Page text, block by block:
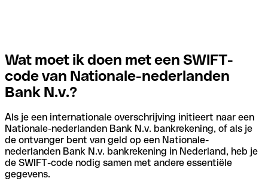
Wat moet ik doen met een SWIFT-
code van Nationale-nederlanden
Bank N.v.?
Als je een internationale overschrijving initieert naar een
Nationale-nederlanden Bank N.v. bankrekening, of als je
de ontvanger bent van geld op een Nationale-
nederlanden Bank N.v. bankrekening in Nederland, heb je
de SWIFT-code nodig samen met andere essentiële
gegevens.